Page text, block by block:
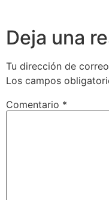
Deja una
Tu dirección de
Los campos
Comentario *